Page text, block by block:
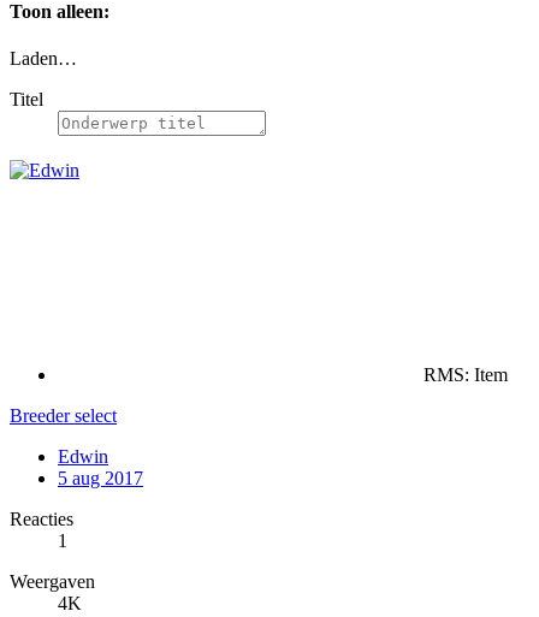
Toon alleen:
Laden…
Titel
RMS: Item
Breeder select
Edwin
5 aug 2017
Reacties
1
Weergaven
4K